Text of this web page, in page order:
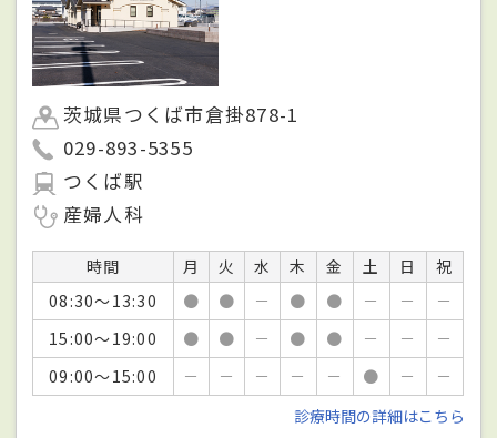
茨城県つくば市倉掛878-1
029-893-5355
つくば駅
産婦人科
時間 月 火 水 木 金 土 日
祝
08:30～13:30
● ● － ● ● － －
－
15:00～19:00
● ● － ● ● － －
－
09:00～15:00
－ － － － － ● －
－
診療時間の詳細はこちら